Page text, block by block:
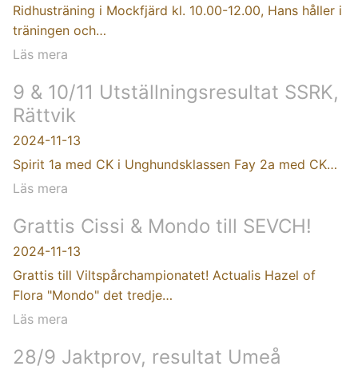
Ridhusträning i Mockfjärd kl. 10.00-12.00, Hans håller i
träningen och…
Läs mera
9 & 10/11 Utställningsresultat SSRK,
Rättvik
2024-11-13
Spirit 1a med CK i Unghundsklassen Fay 2a med CK…
Läs mera
Grattis Cissi & Mondo till SEVCH!
2024-11-13
Grattis till Viltspårchampionatet! Actualis Hazel of
Flora "Mondo" det tredje…
Läs mera
28/9 Jaktprov, resultat Umeå